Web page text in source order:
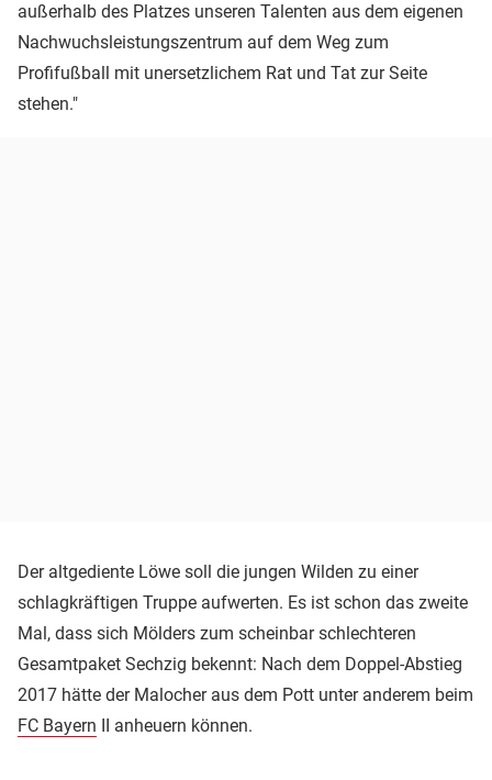
außerhalb des Platzes unseren Talenten aus dem eigenen
Nachwuchsleistungszentrum auf dem Weg zum
Profifußball mit unersetzlichem Rat und Tat zur Seite
stehen."
Der altgediente Löwe soll die jungen Wilden zu einer
schlagkräftigen Truppe aufwerten. Es ist schon das zweite
Mal, dass sich Mölders zum scheinbar schlechteren
Gesamtpaket Sechzig bekennt: Nach dem Doppel-Abstieg
2017 hätte der Malocher aus dem Pott unter anderem beim
FC Bayern II anheuern können.